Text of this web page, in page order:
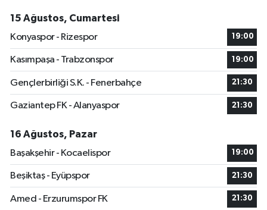
15 Ağustos, Cumartesi
Konyaspor - Rizespor
19:00
Kasımpaşa - Trabzonspor 19:00
Gençlerbirliği S.K. - Fenerbahçe 21:30
Gaziantep FK - Alanyaspor 21:30
16 Ağustos, Pazar
Başakşehir - Kocaelispor
19:00
Beşiktaş - Eyüpspor 21:30
Amed - Erzurumspor FK 21:30